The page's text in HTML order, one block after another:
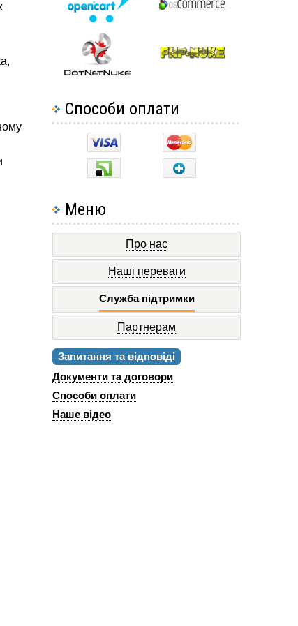
Способи оплати
Меню
Про нас
Наші переваги
Служба підтримки
Партнерам
Запитання та відповіді
Документи та договори
Способи оплати
Наше відео